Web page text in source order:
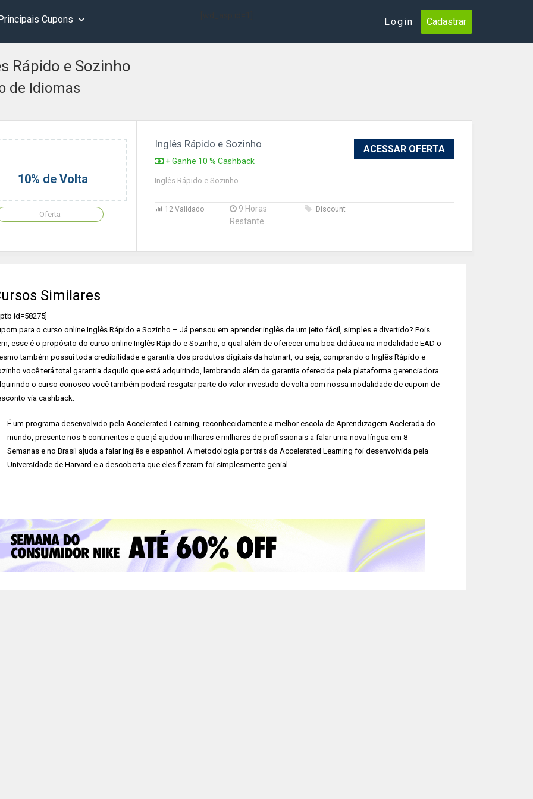
Cupons Login Cadastrar
Rápido e Sozinho
de Idiomas
10% de Volta
Oferta
Inglês Rápido e Sozinho
+ Ganhe 10 % Cashback
ACESSAR OFERTA
Inglês Rápido e Sozinho
12 Validado
9 Horas
Restante
Discount
Similares
id=58275]
para o curso online Inglês Rápido e Sozinho – Já pensou em aprender inglês de um jeito fácil, simples e divertido? Pois
esse é o propósito do curso online Inglês Rápido e Sozinho, o qual além de oferecer uma boa didática na modalidade EAD o
também possui toda credibilidade e garantia dos produtos digitais da hotmart, ou seja, comprando o Inglês Rápido e
você terá total garantia daquilo que está adquirindo, lembrando além da garantia oferecida pela plataforma gerenciadora
o curso conosco você também poderá resgatar parte do valor investido de volta com nossa modalidade de cupom de
via cashback.
É um programa desenvolvido pela Accelerated Learning, reconhecidamente a melhor escola de Aprendizagem Acelerada do
mundo, presente nos 5 continentes e que já ajudou milhares e milhares de profissionais a falar uma nova língua em 8
Semanas e no Brasil ajuda a falar inglês e espanhol. A metodologia por trás da Accelerated Learning foi desenvolvida pela
Universidade de Harvard e a descoberta que eles fizeram foi simplesmente genial.